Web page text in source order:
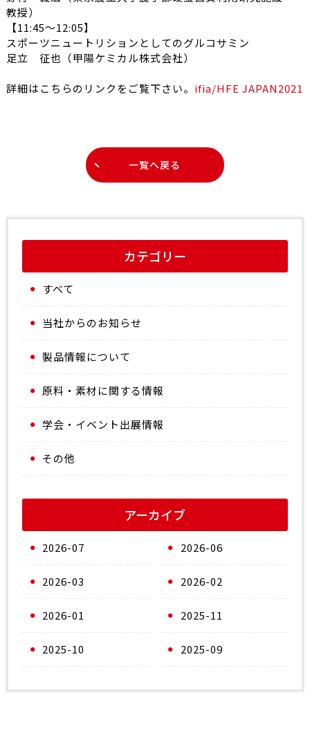
教授）
【11:45〜12:05】
スポーツニュートリションとしてのグルコサミン
足立 征也（甲陽ケミカル株式会社）
詳細はこちらのリンクをご覧下さい。 ifia/HFE JAPAN2021
一覧へ戻る
カテゴリー
すべて
当社からのお知らせ
製品情報について
原料・素材に関する情報
学会・イベント出展情報
その他
アーカイブ
2026-07 2026-06
2026-03 2026-02
2026-01 2025-11
2025-10 2025-09